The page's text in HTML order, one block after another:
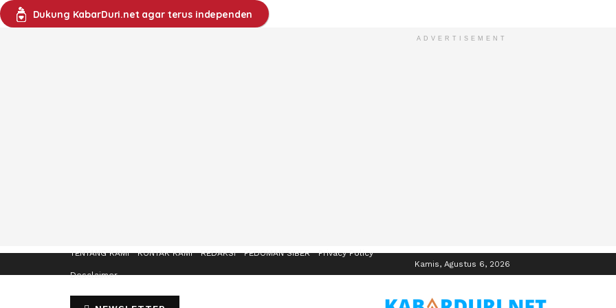
Dukung KabarDuri.net agar terus independen
ADVERTISEMENT
TENTANG KAMI KONTAK KAMI REDAKSI PEDOMAN SIBER Privacy Policy
Desclaimer
Kamis, Agustus 6, 2026